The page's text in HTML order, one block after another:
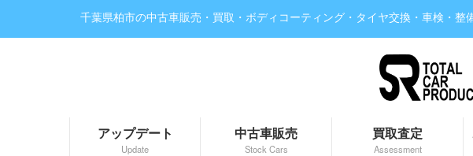
千葉県柏市の中古車販売・買取・ボディコーティング・タイヤ交換・車検・整
アップデート
Update
中古車販売
Stock Cars
買取査定
Assessment